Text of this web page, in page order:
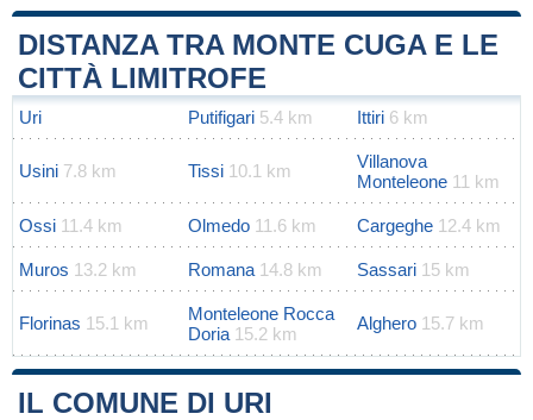
+
−
DISTANZA TRA MONTE CUGA E LE
CITTÀ LIMITROFE
Uri Putifigari 5.4 km Ittiri 6 km
Usini 7.8 km Tissi 10.1 km
Villanova
Monteleone 11 km
Ossi 11.4 km Olmedo 11.6 km Cargeghe 12.4 km
Muros 13.2 km Romana 14.8 km Sassari 15 km
Florinas 15.1 km
Monteleone Rocca
Doria 15.2 km
Alghero 15.7 km
IL COMUNE DI URI